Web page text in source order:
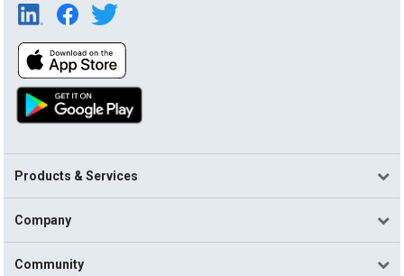
Products & Services
Company
Community